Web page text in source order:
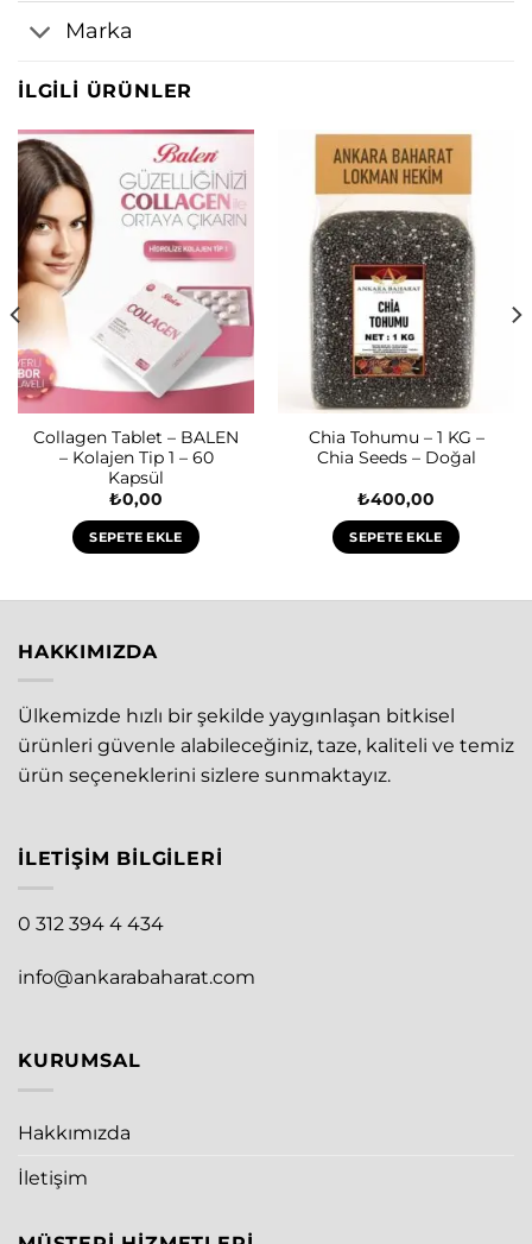
Marka
İLGILI ÜRÜNLER
Collagen Tablet – BALEN
– Kolajen Tip 1 – 60
Kapsül
₺0,00
SEPETE EKLE
Chia Tohumu – 1 KG –
Chia Seeds – Doğal
₺400,00
SEPETE EKLE
HAKKIMIZDA
Ülkemizde hızlı bir şekilde yaygınlaşan bitkisel
ürünleri güvenle alabileceğiniz, taze, kaliteli ve temiz
ürün seçeneklerini sizlere sunmaktayız.
İLETIŞIM BILGILERI
0 312 394 4 434
info@ankarabaharat.com
KURUMSAL
Hakkımızda
İletişim